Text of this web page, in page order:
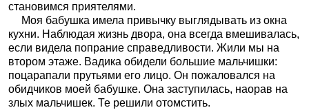
становимся приятелями.
Моя бабушка имела привычку выглядывать из окна
кухни. Наблюдая жизнь двора, она всегда вмешивалась,
если видела попрание справедливости. Жили мы на
втором этаже. Вадика обидели большие мальчишки:
поцарапали прутьями его лицо. Он пожаловался на
обидчиков моей бабушке. Она заступилась, наорав на
злых мальчишек. Те решили отомстить.